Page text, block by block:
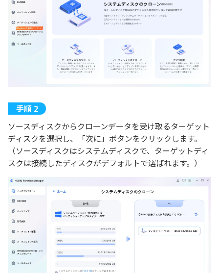
ソースディスクからクローンデータを受け取るターゲット
ディスクを選択し、「次に」ボタンをクリックします。
（ソースディスクはシステムディスクで、ターゲットディ
スクは接続したディスクがデフォルトで選ばれます。）